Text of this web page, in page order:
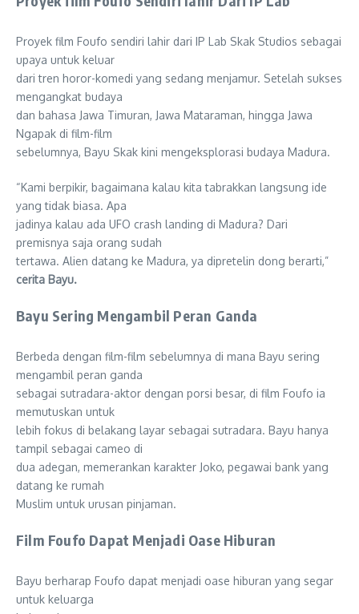
Proyek film Foufo sendiri lahir dari IP Lab Skak Studios sebagai
upaya untuk keluar
dari tren horor-komedi yang sedang menjamur. Setelah sukses
mengangkat budaya
dan bahasa Jawa Timuran, Jawa Mataraman, hingga Jawa
Ngapak di film-film
sebelumnya, Bayu Skak kini mengeksplorasi budaya Madura.
“Kami berpikir, bagaimana kalau kita tabrakkan langsung ide
yang tidak biasa. Apa
jadinya kalau ada UFO crash landing di Madura? Dari
premisnya saja orang sudah
tertawa. Alien datang ke Madura, ya dipretelin dong berarti,”
cerita Bayu.
Bayu Sering Mengambil Peran Ganda
Berbeda dengan film-film sebelumnya di mana Bayu sering
mengambil peran ganda
sebagai sutradara-aktor dengan porsi besar, di film Foufo ia
memutuskan untuk
lebih fokus di belakang layar sebagai sutradara. Bayu hanya
tampil sebagai cameo di
dua adegan, memerankan karakter Joko, pegawai bank yang
datang ke rumah
Muslim untuk urusan pinjaman.
Film Foufo Dapat Menjadi Oase Hiburan
Bayu berharap Foufo dapat menjadi oase hiburan yang segar
untuk keluarga